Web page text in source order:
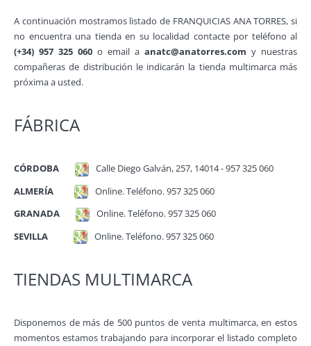
A continuación mostramos listado de FRANQUICIAS ANA TORRES, si
no encuentra una tienda en su localidad contacte por teléfono al
(+34) 957 325 060 o email a anatc@anatorres.com y nuestras
compañeras de distribución le indicarán la tienda multimarca más
próxima a usted.
FÁBRICA
CÓRDOBA
Calle Diego Galván, 257, 14014 - 957 325 060
ALMERÍA
Online. Teléfono. 957 325 060
GRANADA
Online. Teléfono. 957 325 060
SEVILLA
Online. Teléfono. 957 325 060
TIENDAS MULTIMARCA
Disponemos de más de 500 puntos de venta multimarca, en estos
momentos estamos trabajando para incorporar el listado completo